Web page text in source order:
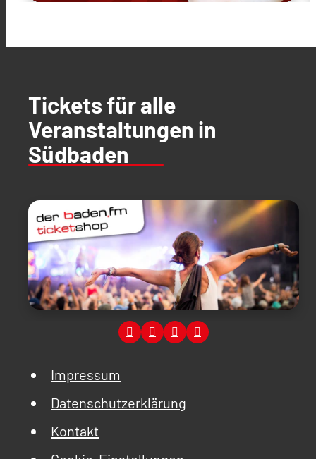
Tickets für alle
Veranstaltungen in
Südbaden
Impressum
Datenschutzerklärung
Kontakt